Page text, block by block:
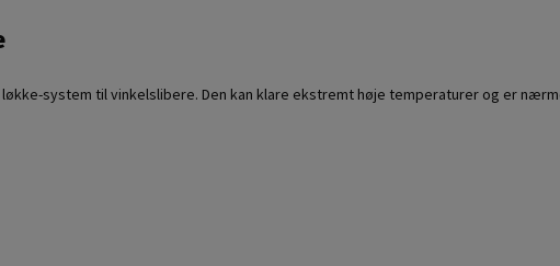
system til vinkelslibere. Den kan klare ekstremt høje temperaturer og er